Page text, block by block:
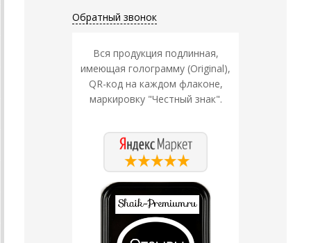
Обратный звонок
Вся продукция подлинная,
имеющая голограмму (Original),
QR-код на каждом флаконе,
маркировку "Честный знак".